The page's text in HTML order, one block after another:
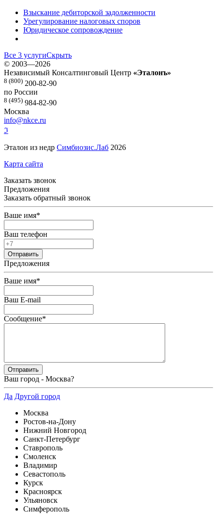
Взыскание дебиторской задолженности
Урегулирование налоговых споров
Юридическое сопровождение
Все 3 услугиСкрыть
© 2003—2026
Независимый Консалтинговый Центр «Эталонъ»
8 (800) 200-82-90
по России
8 (495) 984-82-90
Москва
info@nkce.ru
ℑ
Эталон из недр Симбиозис.Лаб 2026
Карта сайта
Заказать звонок
Предложения
Заказать обратный звонок
Ваше имя*
Ваш телефон
Предложения
Ваше имя*
Ваш E-mail
Сообщение*
Ваш город - Москва?
Да Другой город
Москва
Ростов-на-Дону
Нижний Новгород
Санкт-Петербург
Ставрополь
Смоленск
Владимир
Севастополь
Курск
Красноярск
Ульяновск
Симферополь